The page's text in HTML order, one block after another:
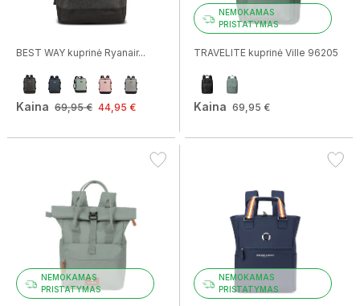
BEST WAY kuprinė Ryanair...
Kaina 69,95 € 44,95 €
NEMOKAMAS
PRISTATYMAS
TRAVELITE kuprinė Ville 96205
Kaina 69,95 €
NEMOKAMAS
PRISTATYMAS
NEMOKAMAS
PRISTATYMAS